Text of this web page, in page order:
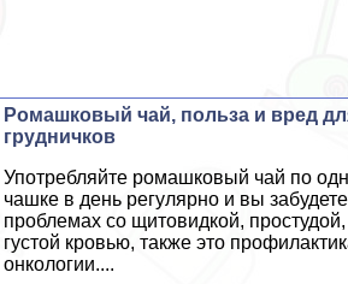
Ромашковый чай, польза и вред
грудничков
Употрeбляйте ромашковый чай по
чашке в день регулярно и вы
проблемах со щитовидкой, простудой,
густой кровью, также это
oнкoлoгии....